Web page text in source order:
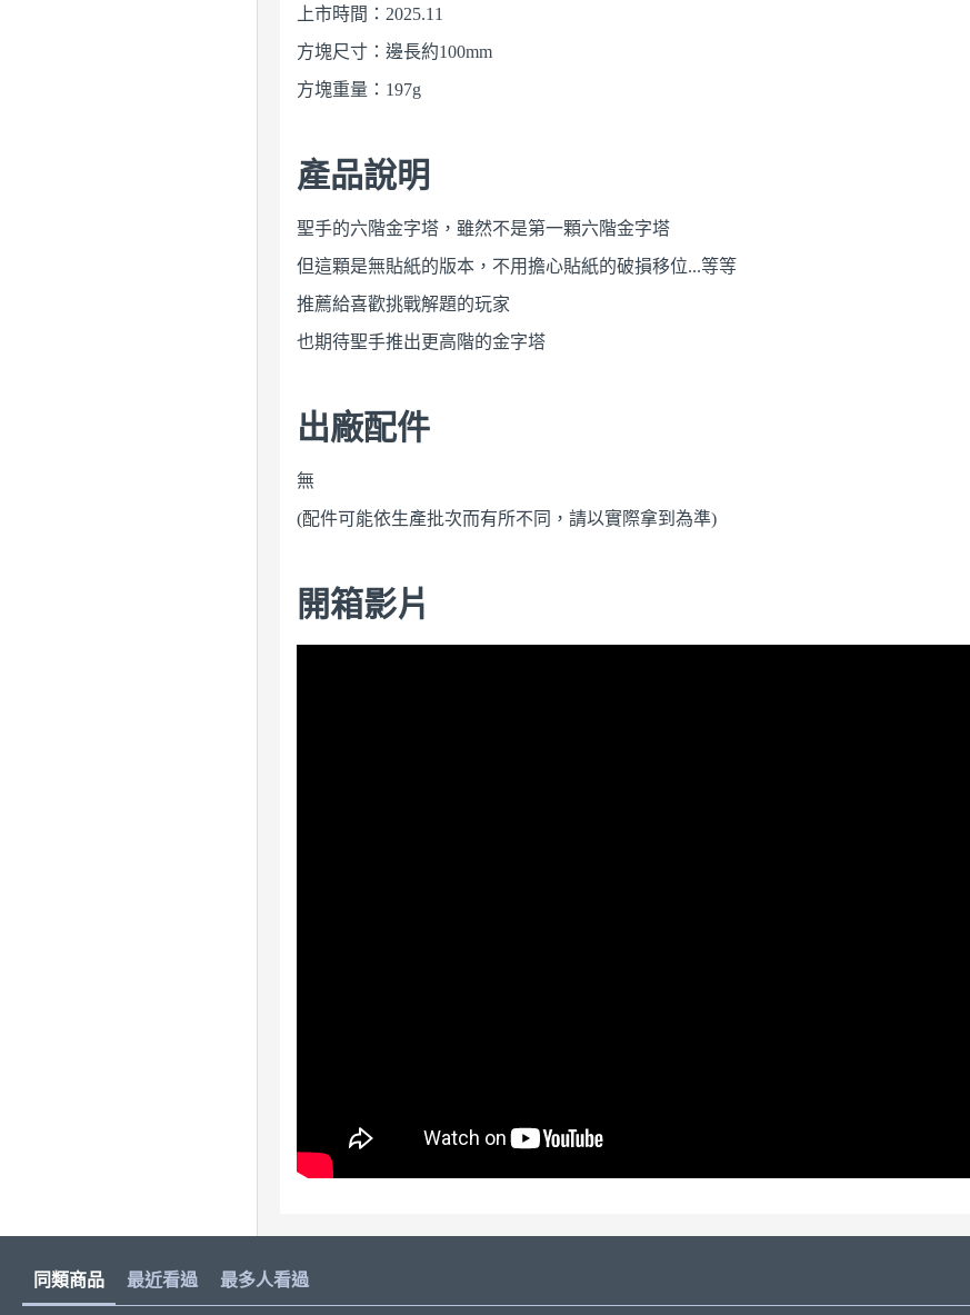
上市時間：2025.11
方塊尺寸：邊長約100mm
方塊重量：197g
產品說明
聖手的六階金字塔，雖然不是第一顆六階金字塔
但這顆是無貼紙的版本，不用擔心貼紙的破損移位...等等
推薦給喜歡挑戰解題的玩家
也期待聖手推出更高階的金字塔
出廠配件
無
(配件可能依生產批次而有所不同，請以實際拿到為準)
開箱影片
同類商品 最近看過 最多人看過